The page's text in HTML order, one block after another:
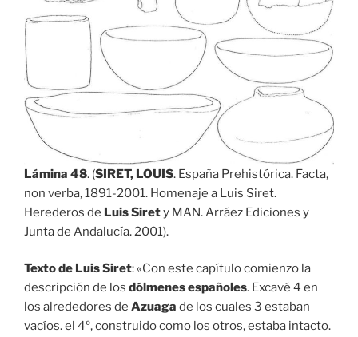
Lámina 48. (SIRET, LOUIS. España Prehistórica. Facta,
non verba, 1891-2001. Homenaje a Luis Siret.
Herederos de Luis Sirety MAN. Arráez Ediciones y
Junta de Andalucía. 2001).
Texto de Luis Siret: «Con este capítulo comienzo la
descripción de los dólmenes españoles. Excavé 4 en
los alrededores de Azuaga de los cuales 3 estaban
vacíos. el 4º, construido como los otros, estaba intacto.